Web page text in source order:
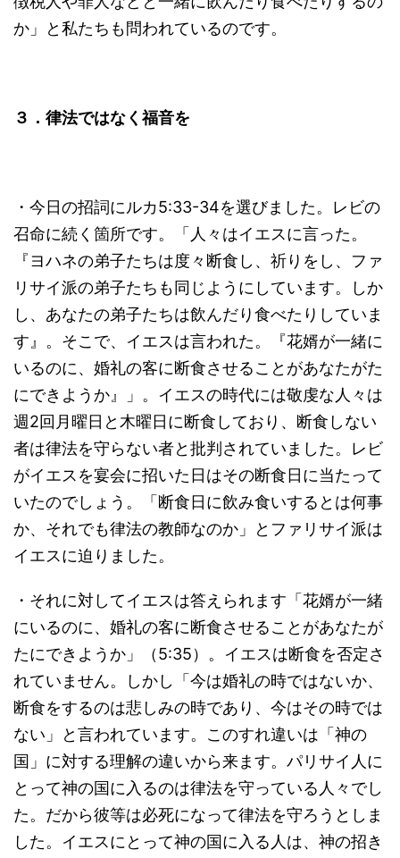
か」と私たちも問われているのです。
３．律法ではなく福音を
・今日の招詞にルカ5:33-34を選びました。レビの
召命に続く箇所です。「人々はイエスに言った。
『ヨハネの弟子たちは度々断食し、祈りをし、ファ
リサイ派の弟子たちも同じようにしています。しか
し、あなたの弟子たちは飲んだり食べたりしていま
す』。そこで、イエスは言われた。『花婿が一緒に
いるのに、婚礼の客に断食させることがあなたがた
にできようか』」。イエスの時代には敬虔な人々は
週2回月曜日と木曜日に断食しており、断食しない
者は律法を守らない者と批判されていました。レビ
がイエスを宴会に招いた日はその断食日に当たって
いたのでしょう。「断食日に飲み食いするとは何事
か、それでも律法の教師なのか」とファリサイ派は
イエスに迫りました。
・それに対してイエスは答えられます「花婿が一緒
にいるのに、婚礼の客に断食させることがあなたが
たにできようか」（5:35）。イエスは断食を否定さ
れていません。しかし「今は婚礼の時ではないか、
断食をするのは悲しみの時であり、今はその時では
ない」と言われています。このすれ違いは「神の
国」に対する理解の違いから来ます。パリサイ人に
とって神の国に入るのは律法を守っている人々でし
た。だから彼等は必死になって律法を守ろうとしま
した。イエスにとって神の国に入る人は、神の招き